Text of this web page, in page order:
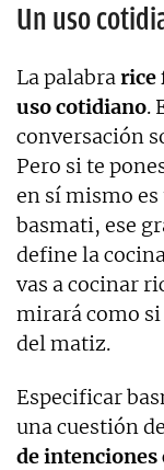
Un uso
La palabrarice
uso cotidiano.
conversación
Pero si te
en sí mismo
basmati, ese
define la
vas a cocinar
mirará como
del matiz.
Especificar
una cuestión
de